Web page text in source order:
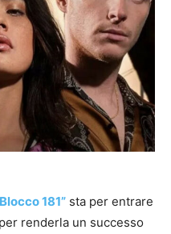
181” sta per entrare
renderla un successo